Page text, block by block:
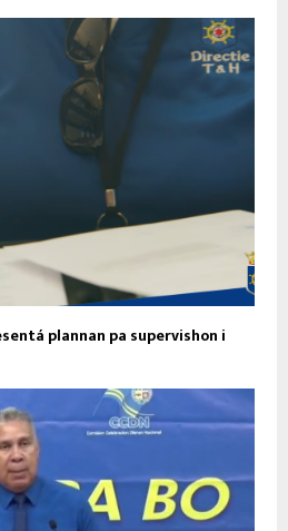
plannan pa supervishon i